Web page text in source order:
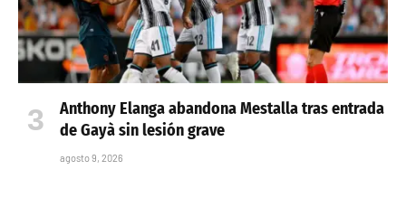
Anthony Elanga abandona Mestalla tras entrada
de Gayà sin lesión grave
agosto 9, 2026